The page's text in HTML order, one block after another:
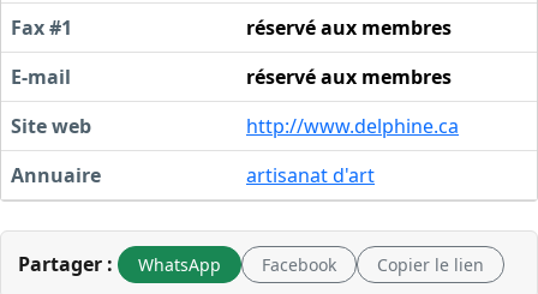
Fax #1
réservé aux membres
E-mail
réservé aux membres
Site web
http://www.delphine.ca
Annuaire
artisanat d'art
Partager : WhatsApp Facebook Copier le lien